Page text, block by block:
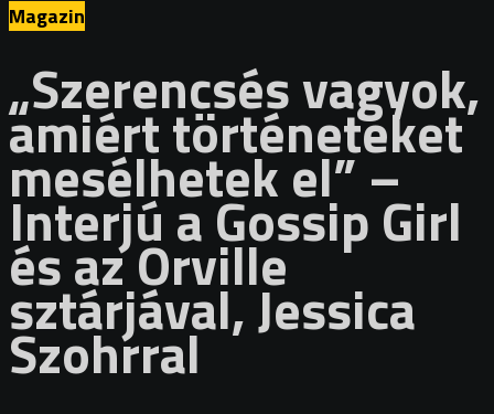
Magazin
„Szerencsés vagyok,
amiért történeteket
mesélhetek el” –
Interjú a Gossip Girl
és az Orville
sztárjával, Jessica
Szohrral